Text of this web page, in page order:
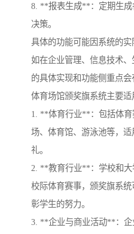
8. **报表生成**：定期生
决策。
具体的功能可能因系统的
如在企业管理、信息技术
的具体实现和功能侧重点会
体育场馆颁奖旗系统主要适
1. **体育行业**：包括体
场、体育馆、游泳池等，
礼。
2. **教育行业**：学校和
校际体育赛事，颁奖旗系
彰学生的努力。
3. **企业与商业活动**：